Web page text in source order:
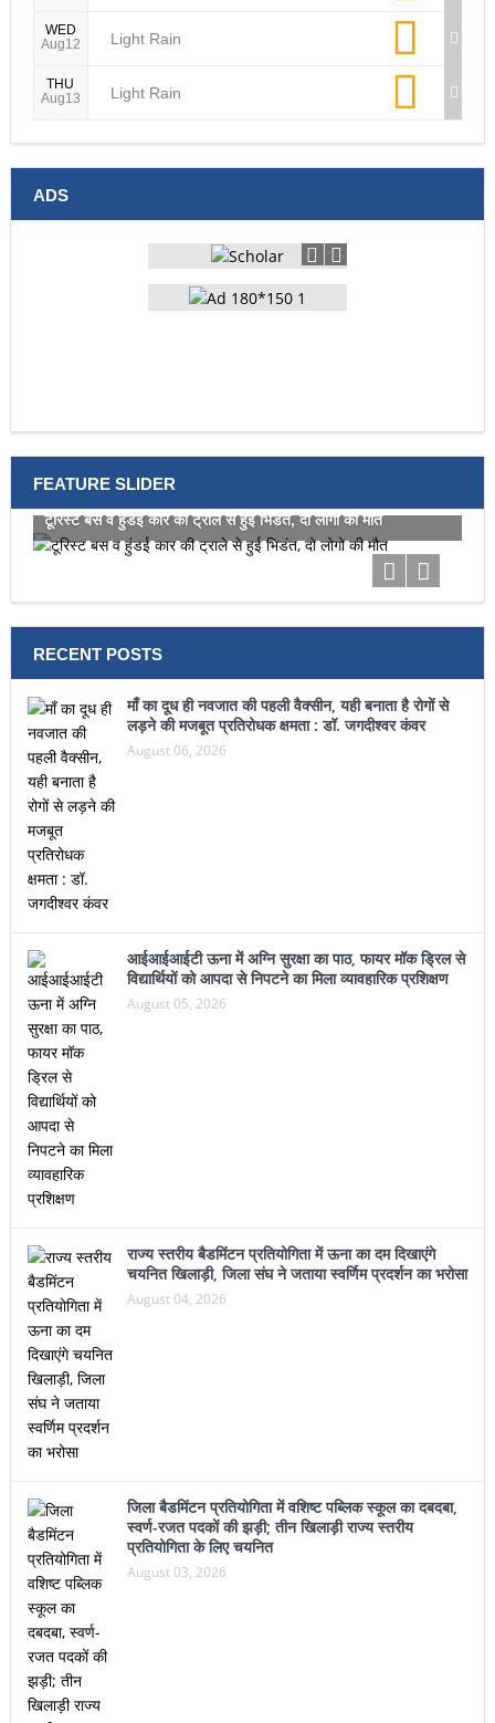
WED
Aug12
Light Rain
THU
Aug13
Light Rain
ADS
FEATURE SLIDER
टूरिस्ट बस व हुंडई कार की ट्राले से हुई भिडंत, दो लोगो की मौत
RECENT POSTS
माँ का दूध ही नवजात की पहली वैक्सीन, यही बनाता है रोगों से
लड़ने की मजबूत प्रतिरोधक क्षमता : डॉ. जगदीश्वर कंवर
August 06, 2026
आईआईआईटी ऊना में अग्नि सुरक्षा का पाठ, फायर मॉक ड्रिल से
विद्यार्थियों को आपदा से निपटने का मिला व्यावहारिक प्रशिक्षण
August 05, 2026
राज्य स्तरीय बैडमिंटन प्रतियोगिता में ऊना का दम दिखाएंगे
चयनित खिलाड़ी, जिला संघ ने जताया स्वर्णिम प्रदर्शन का भरोसा
August 04, 2026
जिला बैडमिंटन प्रतियोगिता में वशिष्ट पब्लिक स्कूल का दबदबा,
स्वर्ण-रजत पदकों की झड़ी; तीन खिलाड़ी राज्य स्तरीय
प्रतियोगिता के लिए चयनित
August 03, 2026